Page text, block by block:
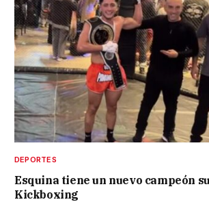
DEPORTES
Esquina tiene un nuevo campeón
Kickboxing